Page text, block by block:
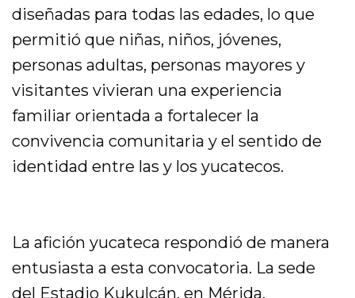
diseñadas para todas las edades, lo que
permitió que niñas, niños, jóvenes,
personas adultas, personas mayores y
visitantes vivieran una experiencia
familiar orientada a fortalecer la
convivencia comunitaria y el sentido de
identidad entre las y los yucatecos.
La afición yucateca respondió de manera
entusiasta a esta convocatoria. La sede
del Estadio Kukulcán, en Mérida,